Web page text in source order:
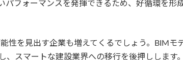
パフォーマンスを発揮できるため、好循環を形
性を見出す企業も増えてくるでしょう。BIMモ
スマートな建設業界への移行を後押しします。